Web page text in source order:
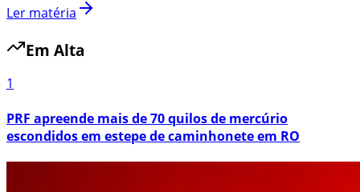
Ler matéria
Em Alta
1
PRF apreende mais de 70 quilos de mercúrio
escondidos em estepe de caminhonete em RO